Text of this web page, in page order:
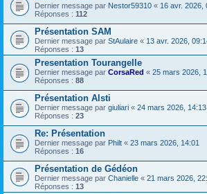
Dernier message par Nestor59310 « 16 avr. 2026,
Réponses : 112
Présentation SAM
Dernier message par StAulaire « 13 avr. 2026,
Réponses : 13
Presentation Tourangelle
Dernier message par CorsaRed « 25 mars 2026,
Réponses : 88
Présentation Alsti
Dernier message par giuliari « 24 mars 2026, 14:13
Réponses : 23
Re: Présentation
Dernier message par Philt « 23 mars 2026, 14:01
Réponses : 16
Présentation de Gédéon
Dernier message par Chanielle « 21 mars 2026,
Réponses : 13